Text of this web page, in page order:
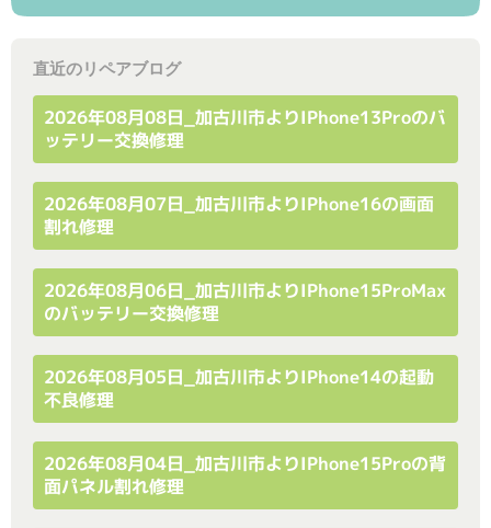
直近のリペアブログ
2026年08月08日_加古川市よりiPhone13Proのバ
ッテリー交換修理
2026年08月07日_加古川市よりiPhone16の画面
割れ修理
2026年08月06日_加古川市よりiPhone15ProMax
のバッテリー交換修理
2026年08月05日_加古川市よりiPhone14の起動
不良修理
2026年08月04日_加古川市よりiPhone15Proの背
面パネル割れ修理